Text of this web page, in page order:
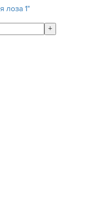
лоза 1"
+